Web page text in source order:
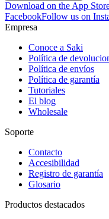
Download on the App
FacebookFollow us on
Empresa
Conoce a Saki
Política de
Política de envíos
Política de garantía
Tutoriales
El blog
Wholesale
Soporte
Contacto
Accesibilidad
Registro de garantía
Glosario
Productos destacados